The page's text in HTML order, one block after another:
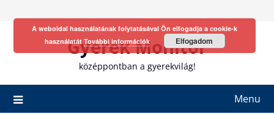
Gyerek Monitor
középpontban a gyerekvilág!
Menu
A weboldal használatának folytatásával Ön elfogadja a cookie-k
használatát További információk Elfogadom